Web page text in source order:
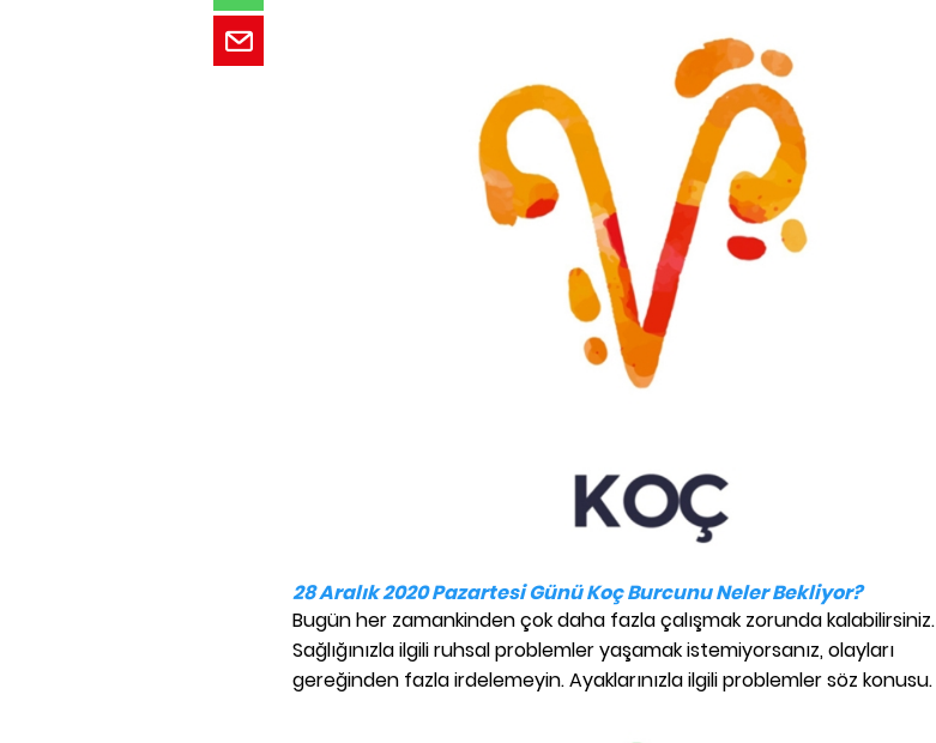
28 Aralık 2020 Pazartesi Günü Koç Burcunu Neler Bekliyor?
Bugün her zamankinden çok daha fazla çalışmak zorunda kalabilirsiniz.
Sağlığınızla ilgili ruhsal problemler yaşamak istemiyorsanız, olayları
gereğinden fazla irdelemeyin. Ayaklarınızla ilgili problemler söz konusu.